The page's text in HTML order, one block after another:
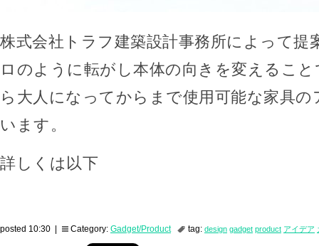
株式会社トラフ建築設計事務所によって提
ロのように転がし本体の向きを変えるこ
ら大人になってからまで使用可能な家具
います。
詳しくは以下
posted 10:30 | Category: Gadget/Product tag: design gadget product アイデア